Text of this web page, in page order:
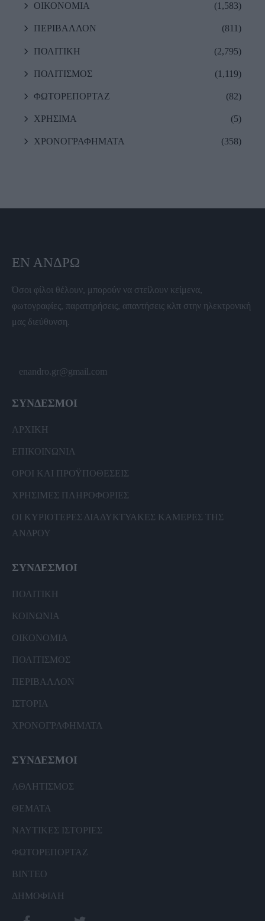
ΟΙΚΟΝΟΜΙΑ (1,583)
ΠΕΡΙΒΑΛΛΟΝ (811)
ΠΟΛΙΤΙΚΗ (2,795)
ΠΟΛΙΤΙΣΜΟΣ (1,119)
ΦΩΤΟΡΕΠΟΡΤΑΖ (82)
ΧΡΗΣΙΜΑ (5)
ΧΡΟΝΟΓΡΑΦΗΜΑΤΑ (358)
ΕΝ ΆΝΔΡΩ
Όσοι φίλοι θέλουν, μπορούν να στείλουν κείμενα,
φωτογραφίες, παρατηρήσεις, απαντήσεις κλπ στην ηλεκτρονική
μας διεύθυνση.
enandro.gr@gmail.com
ΣΥΝΔΕΣΜΟΙ
ΑΡΧΙΚΗ
ΕΠΙΚΟΙΝΩΝΙΑ
ΟΡΟΙ ΚΑΙ ΠΡΟΫΠΟΘΕΣΕΙΣ
ΧΡΗΣΙΜΕΣ ΠΛΗΡΟΦΟΡΙΕΣ
ΟΙ ΚΥΡΙΟΤΕΡΕΣ ΔΙΑΔΥΚΤΥΑΚΕΣ ΚΑΜΕΡΕΣ ΤΗΣ
ΑΝΔΡΟΥ
ΣΥΝΔΕΣΜΟΙ
ΠΟΛΙΤΙΚΗ
ΚΟΙΝΩΝΙΑ
ΟΙΚΟΝΟΜΙΑ
ΠΟΛΙΤΙΣΜΟΣ
ΠΕΡΙΒΑΛΛΟΝ
ΙΣΤΟΡΙΑ
ΧΡΟΝΟΓΡΑΦΗΜΑΤΑ
ΣΥΝΔΕΣΜΟΙ
ΑΘΛΗΤΙΣΜΟΣ
ΘΕΜΑΤΑ
ΝΑΥΤΙΚΕΣ ΙΣΤΟΡΙΕΣ
ΦΩΤΟΡΕΠΟΡΤΑΖ
ΒΙΝΤΕΟ
ΔΗΜΟΦΙΛΗ